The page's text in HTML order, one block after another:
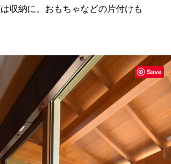
収納に。おもちゃなどの片付けも
Save